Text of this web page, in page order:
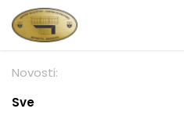
Skip to Content
Novosti:
Sve